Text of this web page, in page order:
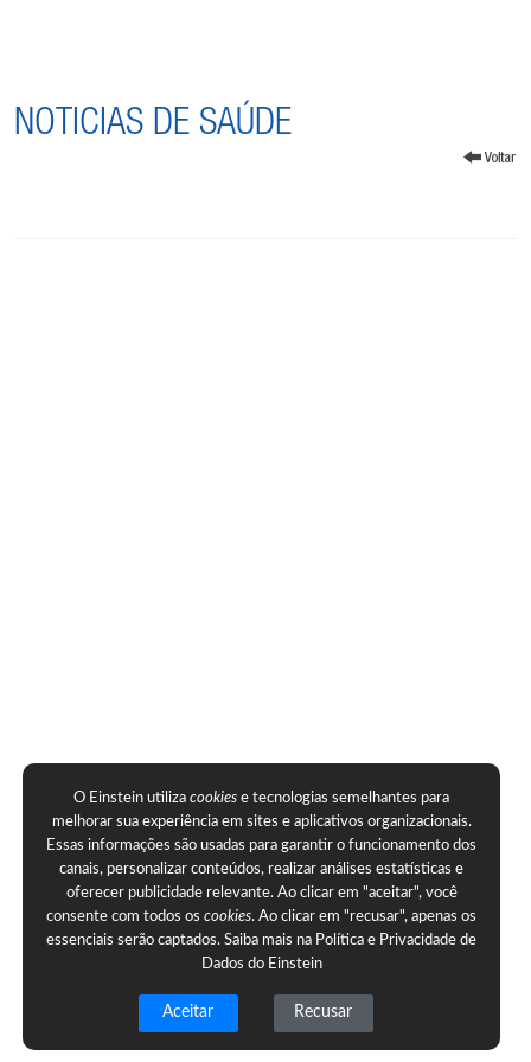
NOTICIAS DE SAÚDE
O Einstein utilizacookies e tecnologias semelhantes para
melhorar sua experiência em sites e aplicativos organizacionais.
Essas informações são usadas para garantir o funcionamento dos
canais, personalizar conteúdos, realizar análises estatísticas e
oferecer publicidade relevante. Ao clicar em "aceitar", você
consente com todos oscookies. Ao clicar em "recusar", apenas os
essenciais serão captados. Saiba mais na Política e Privacidade de
Dados do Einstein
Aceitar Recusar